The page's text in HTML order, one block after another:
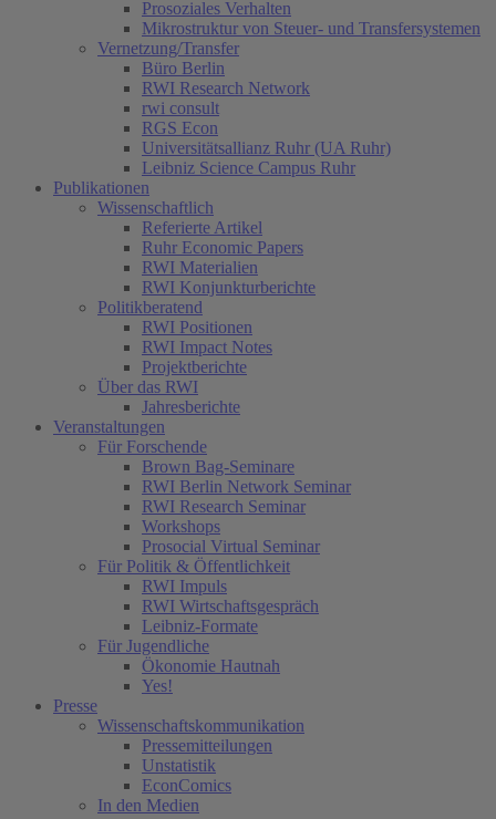
Prosoziales Verhalten
Mikrostruktur von Steuer- und Transfersystemen
Vernetzung/Transfer
Büro Berlin
RWI Research Network
rwi consult
RGS Econ
Universitätsallianz Ruhr (UA Ruhr)
Leibniz Science Campus Ruhr
Publikationen
Wissenschaftlich
Referierte Artikel
Ruhr Economic Papers
RWI Materialien
RWI Konjunkturberichte
Politikberatend
RWI Positionen
RWI Impact Notes
Projektberichte
Über das RWI
Jahresberichte
Veranstaltungen
Für Forschende
Brown Bag-Seminare
RWI Berlin Network Seminar
RWI Research Seminar
Workshops
Prosocial Virtual Seminar
Für Politik & Öffentlichkeit
RWI Impuls
RWI Wirtschaftsgespräch
Leibniz-Formate
Für Jugendliche
Ökonomie Hautnah
Yes!
Presse
Wissenschaftskommunikation
Pressemitteilungen
Unstatistik
EconComics
In den Medien